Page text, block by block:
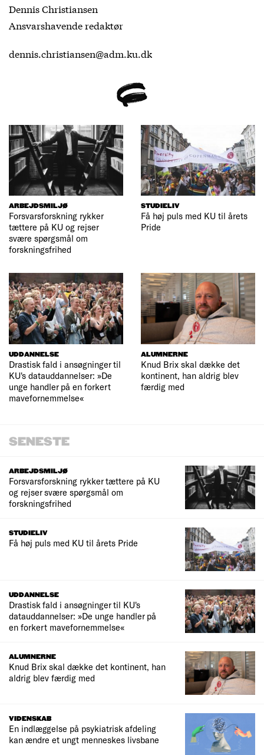
Dennis Christiansen
Ansvarshavende redaktør
dennis.christiansen@adm.ku.dk
ARBEJDSMILJØ
Forsvarsforskning rykker
tættere på KU og rejser
svære spørgsmål om
forskningsfrihed
STUDIELIV
Få høj puls med KU til årets
Pride
UDDANNELSE
Drastisk fald i ansøgninger til
KU's datauddannelser: »De
unge handler på en forkert
mavefornemmelse«
ALUMNERNE
Knud Brix skal dække det
kontinent, han aldrig blev
færdig med
SENESTE
ARBEJDSMILJØ
Forsvarsforskning rykker tættere på KU
og rejser svære spørgsmål om
forskningsfrihed
STUDIELIV
Få høj puls med KU til årets Pride
UDDANNELSE
Drastisk fald i ansøgninger til KU's
datauddannelser: »De unge handler på
en forkert mavefornemmelse«
ALUMNERNE
Knud Brix skal dække det kontinent, han
aldrig blev færdig med
VIDENSKAB
En indlæggelse på psykiatrisk afdeling
kan ændre et ungt menneskes livsbane